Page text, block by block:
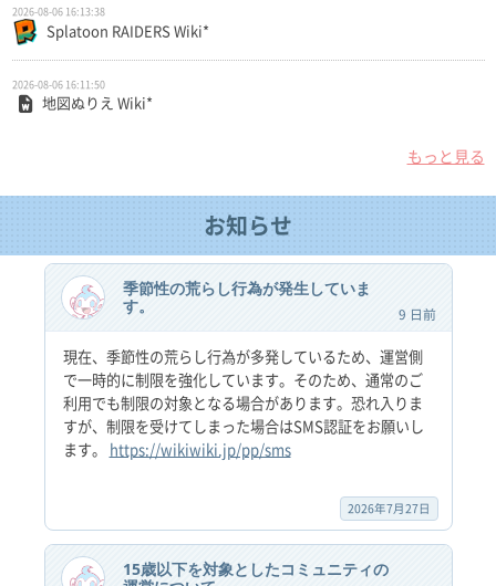
2026-08-06 16:13:38
Splatoon RAIDERS Wiki*
2026-08-06 16:11:50
地図ぬりえ Wiki*
もっと見る
お知らせ
季節性の荒らし行為が発生していま
す。
9 日前
現在、季節性の荒らし行為が多発しているため、運営側
で一時的に制限を強化しています。そのため、通常のご
利用でも制限の対象となる場合があります。恐れ入りま
すが、制限を受けてしまった場合はSMS認証をお願いし
ます。 https://wikiwiki.jp/pp/sms
2026年7月27日
15歳以下を対象としたコミュニティの